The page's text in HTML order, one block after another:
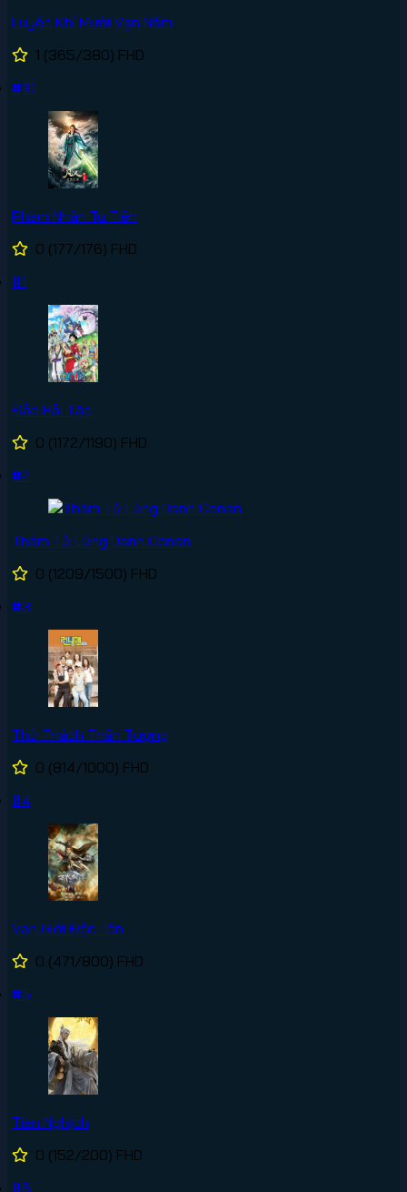
Luyện Khí Mười Vạn Năm
1 (365/380) FHD
#10
Phàm Nhân Tu Tiên
0 (177/176) FHD
#1
Đảo Hải Tặc
0 (1172/1190) FHD
#2
Thám Tử Lừng Danh Conan
0 (1209/1500) FHD
#3
Thử Thách Thần Tượng
0 (814/1000) FHD
#4
Vạn Giới Độc Tôn
0 (471/800) FHD
#5
Tiên Nghịch
0 (152/200) FHD
#6